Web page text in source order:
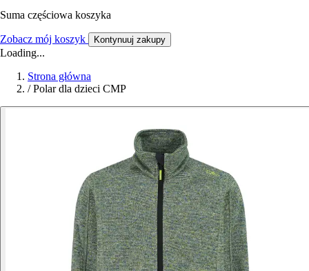
Suma częściowa koszyka
Zobacz mój koszyk Kontynuuj zakupy
Loading...
Strona główna
/ Polar dla dzieci CMP